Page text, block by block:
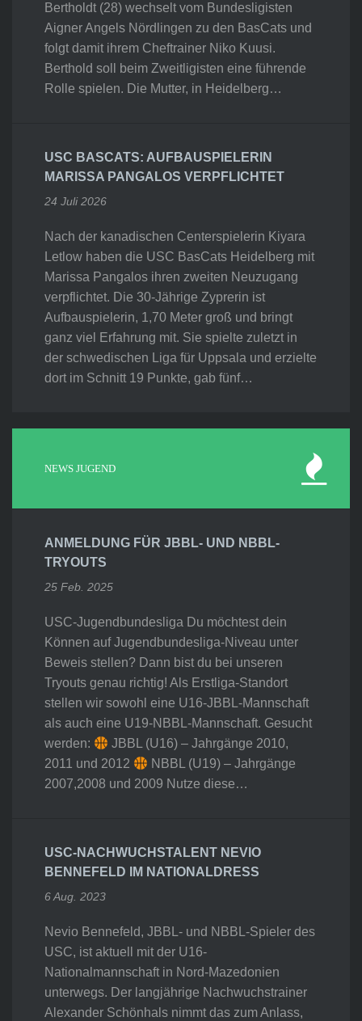
Bertholdt (28) wechselt vom Bundesligisten
Aigner Angels Nördlingen zu den BasCats und
folgt damit ihrem Cheftrainer Niko Kuusi.
Berthold soll beim Zweitligisten eine führende
Rolle spielen. Die Mutter, in Heidelberg…
USC BASCATS: AUFBAUSPIELERIN
MARISSA PANGALOS VERPFLICHTET
24 Juli 2026
Nach der kanadischen Centerspielerin Kiyara
Letlow haben die USC BasCats Heidelberg mit
Marissa Pangalos ihren zweiten Neuzugang
verpflichtet. Die 30-Jährige Zyprerin ist
Aufbauspielerin, 1,70 Meter groß und bringt
ganz viel Erfahrung mit. Sie spielte zuletzt in
der schwedischen Liga für Uppsala und erzielte
dort im Schnitt 19 Punkte, gab fünf…
NEWS JUGEND
ANMELDUNG FÜR JBBL- UND NBBL-
TRYOUTS
25 Feb. 2025
USC-Jugendbundesliga Du möchtest dein
Können auf Jugendbundesliga-Niveau unter
Beweis stellen? Dann bist du bei unseren
Tryouts genau richtig! Als Erstliga-Standort
stellen wir sowohl eine U16-JBBL-Mannschaft
als auch eine U19-NBBL-Mannschaft. Gesucht
werden:
JBBL (U16) – Jahrgänge 2010,
2011 und 2012
NBBL (U19) – Jahrgänge
2007,2008 und 2009 Nutze diese…
USC-NACHWUCHSTALENT NEVIO
BENNEFELD IM NATIONALDRESS
6 Aug. 2023
Nevio Bennefeld, JBBL- und NBBL-Spieler des
USC, ist aktuell mit der U16-
Nationalmannschaft in Nord-Mazedonien
unterwegs. Der langjährige Nachwuchstrainer
Alexander Schönhals nimmt das zum Anlass,